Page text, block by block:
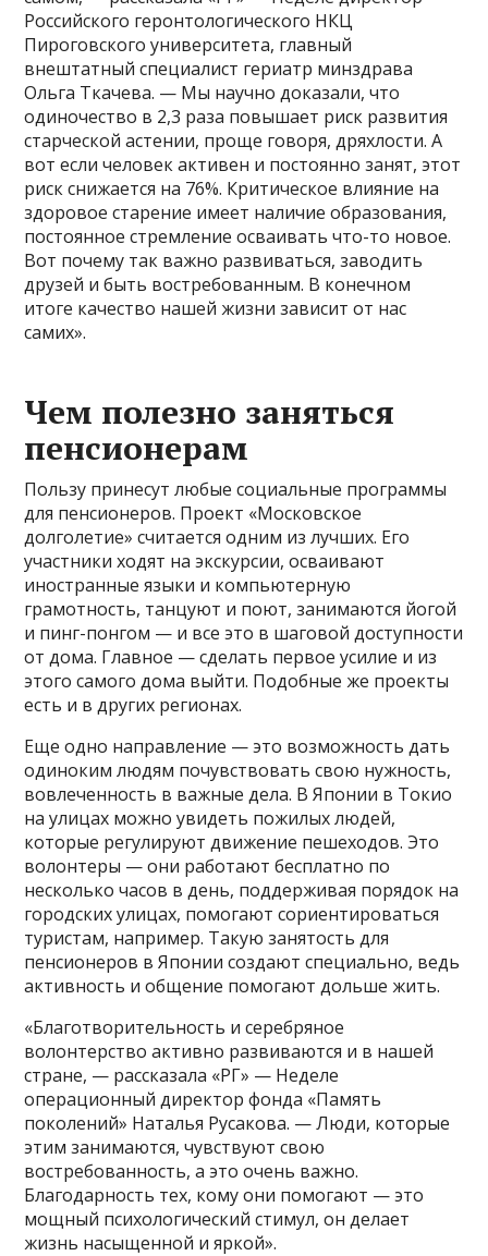
Российского геронтологического НКЦ
Пироговского университета, главный
внештатный специалист гериатр минздрава
Ольга Ткачева. — Мы научно доказали, что
одиночество в 2,3 раза повышает риск развития
старческой астении, проще говоря, дряхлости. А
вот если человек активен и постоянно занят, этот
риск снижается на 76%. Критическое влияние на
здоровое старение имеет наличие образования,
постоянное стремление осваивать что-то новое.
Вот почему так важно развиваться, заводить
друзей и быть востребованным. В конечном
итоге качество нашей жизни зависит от нас
самих».
Чем полезно заняться
пенсионерам
Пользу принесут любые социальные программы
для пенсионеров. Проект «Московское
долголетие» считается одним из лучших. Его
участники ходят на экскурсии, осваивают
иностранные языки и компьютерную
грамотность, танцуют и поют, занимаются йогой
и пинг-понгом — и все это в шаговой доступности
от дома. Главное — сделать первое усилие и из
этого самого дома выйти. Подобные же проекты
есть и в других регионах.
Еще одно направление — это возможность дать
одиноким людям почувствовать свою нужность,
вовлеченность в важные дела. В Японии в Токио
на улицах можно увидеть пожилых людей,
которые регулируют движение пешеходов. Это
волонтеры — они работают бесплатно по
несколько часов в день, поддерживая порядок на
городских улицах, помогают сориентироваться
туристам, например. Такую занятость для
пенсионеров в Японии создают специально, ведь
активность и общение помогают дольше жить.
«Благотворительность и серебряное
волонтерство активно развиваются и в нашей
стране, — рассказала «РГ» — Неделе
операционный директор фонда «Память
поколений» Наталья Русакова. — Люди, которые
этим занимаются, чувствуют свою
востребованность, а это очень важно.
Благодарность тех, кому они помогают — это
мощный психологический стимул, он делает
жизнь насыщенной и яркой».